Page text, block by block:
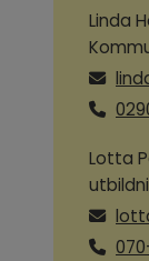
Linda
Lotta